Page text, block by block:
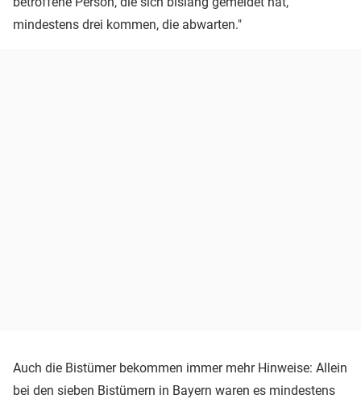
mindestens drei kommen, die abwarten."
Auch die Bistümer bekommen immer mehr Hinweise: Allein
bei den sieben Bistümern in Bayern waren es mindestens